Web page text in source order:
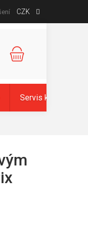
CZK
NÁKUPNÍ
Servis kol